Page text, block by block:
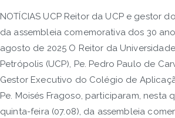
NOTÍCIAS UCP Reitor da UCP e gestor
da assembleia comemorativa dos 30
agosto de 2025 O Reitor da
Petrópolis (UCP), Pe. Pedro Paulo de
Gestor Executivo do Colégio de
Pe. Moisés Fragoso, participaram, nesta
quinta-feira (07.08), da assembleia